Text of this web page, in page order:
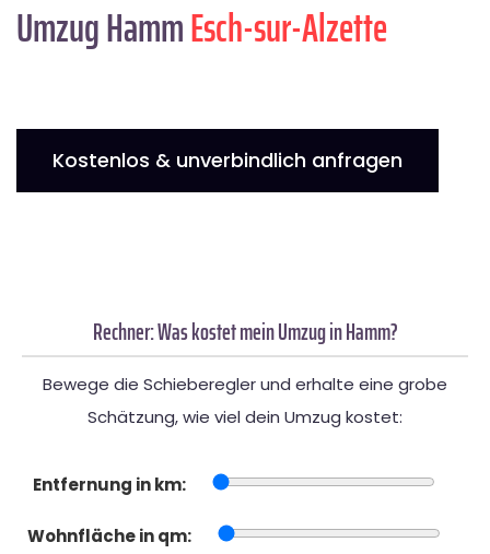
Umzug HammEsch-sur-Alzette
Kostenlos & unverbindlich anfragen
Rechner: Was kostet mein Umzug in Hamm?
Bewege die Schieberegler und erhalte eine grobe
Schätzung, wie viel dein Umzug kostet:
Entfernung in km:
Wohnfläche in qm: